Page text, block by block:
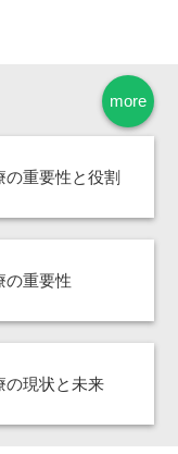
more
重要性と役割
の重要性
の現状と未来